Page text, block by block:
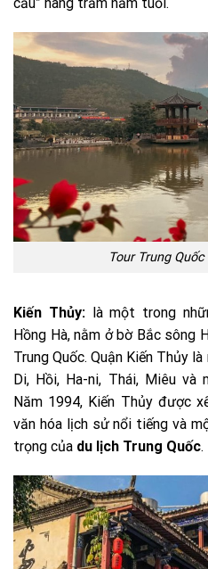
Tour Trung
Kiến Thủy: là một trong
Hồng Hà, nằm ở bờ Bắc sông
Trung Quốc. Quận Kiến Thủy
Di, Hồi, Ha-ni, Thái, Miêu và
Năm 1994, Kiến Thủy được
văn hóa lịch sử nổi tiếng và
trọng của du lịch Trung Quốc.